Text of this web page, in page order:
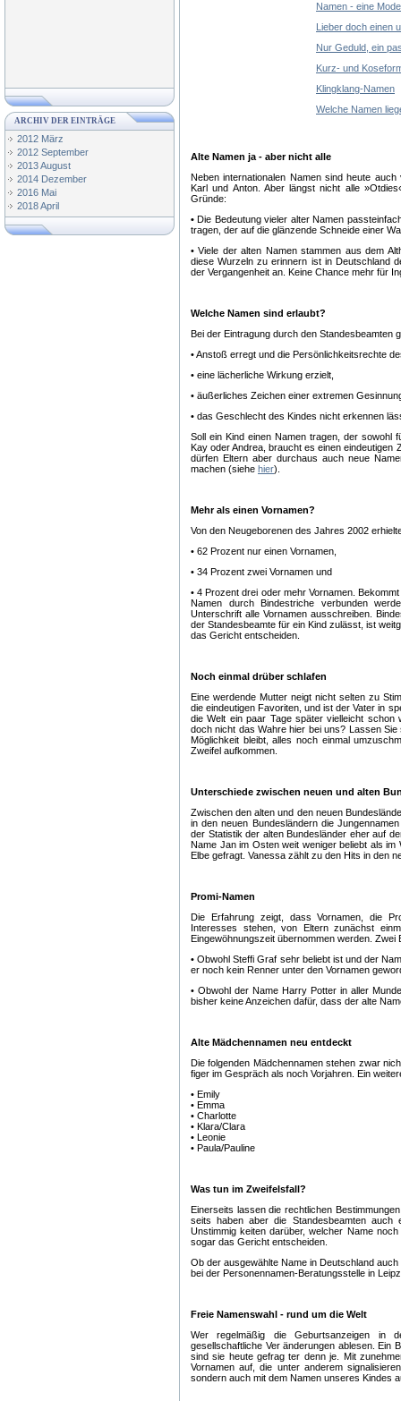
ARCHIV DER EINTRÄGE
2012 März
2012 September
2013 August
2014 Dezember
2016 Mai
2018 April
Namen - eine
Lieber doch einen
Nur Geduld, ein
Kurz- und
Klingklang-Namen
Welche Namen
Alte Namen ja - aber nicht alle
Neben internationalen Namen sind heute
Karl und Anton. Aber längst nicht alle
Gründe:
• Die Bedeutung vieler alter Namen
tragen, der auf die glänzende Schneide einer
• Viele der alten Namen stammen aus dem
diese Wurzeln zu erinnern ist in Deutschland
der Vergangenheit an. Keine Chance mehr für
Welche Namen sind erlaubt?
Bei der Eintragung durch den Standesbeamten
• Anstoß erregt und die Persönlichkeitsrechte
• eine lächerliche Wirkung erzielt,
• äußerliches Zeichen einer extremen
• das Geschlecht des Kindes nicht erkennen
Soll ein Kind einen Namen tragen, der sowohl
Kay oder Andrea, braucht es einen eindeutigen
dürfen Eltern aber durchaus auch neue
machen (siehe hier).
Mehr als einen Vornamen?
Von den Neugeborenen des Jahres 2002
• 62 Prozent nur einen Vornamen,
• 34 Prozent zwei Vornamen und
• 4 Prozent drei oder mehr Vornamen.
Namen durch Bindestriche verbunden
Unterschrift alle Vornamen ausschreiben.
der Standesbeamte für ein Kind zulässt, ist
das Gericht entscheiden.
Noch einmal drüber schlafen
Eine werdende Mutter neigt nicht selten zu
die eindeutigen Favoriten, und ist der Vater in
die Welt ein paar Tage später vielleicht
doch nicht das Wahre hier bei uns? Lassen
Möglichkeit bleibt, alles noch einmal
Zweifel aufkommen.
Unterschiede zwischen neuen und alten
Zwischen den alten und den neuen
in den neuen Bundesländern die
der Statistik der alten Bundesländer eher auf
Name Jan im Osten weit weniger beliebt als
Elbe gefragt. Vanessa zählt zu den Hits in den
Promi-Namen
Die Erfahrung zeigt, dass Vornamen, die
Interesses stehen, von Eltern zunächst
Eingewöhnungszeit übernommen werden. Zwei
• Obwohl Steffi Graf sehr beliebt ist und der
er noch kein Renner unter den Vornamen
• Obwohl der Name Harry Potter in aller
bisher keine Anzeichen dafür, dass der alte
Alte Mädchennamen neu entdeckt
Die folgenden Mädchennamen stehen zwar
figer im Gespräch als noch Vorjahren. Ein
• Emily
• Emma
• Charlotte
• Klara/Clara
• Leonie
• Paula/Pauline
Was tun im Zweifelsfall?
Einerseits lassen die rechtlichen
seits haben aber die Standesbeamten auch
Unstimmig keiten darüber, welcher Name
sogar das Gericht entscheiden.
Ob der ausgewählte Name in Deutschland
bei der Personennamen-Beratungsstelle in
Freie Namenswahl - rund um die Welt
Wer regelmäßig die Geburtsanzeigen in
gesellschaftliche Ver änderungen ablesen. Ein
sind sie heute gefrag ter denn je. Mit
Vornamen auf, die unter anderem
sondern auch mit dem Namen unseres Kindes